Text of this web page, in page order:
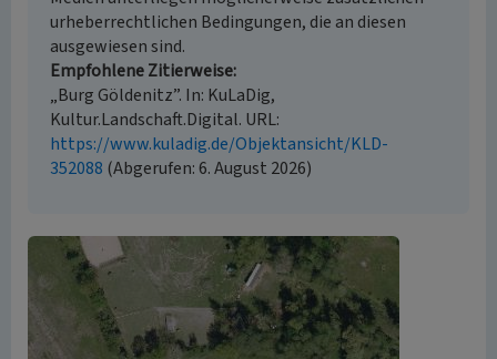
urheberrechtlichen Bedingungen, die an diesen
ausgewiesen sind.
Empfohlene Zitierweise
„Burg Göldenitz”. In: KuLaDig,
Kultur.Landschaft.Digital. URL:
https://www.kuladig.de/Objektansicht/KLD-
352088 (Abgerufen: 6. August 2026)